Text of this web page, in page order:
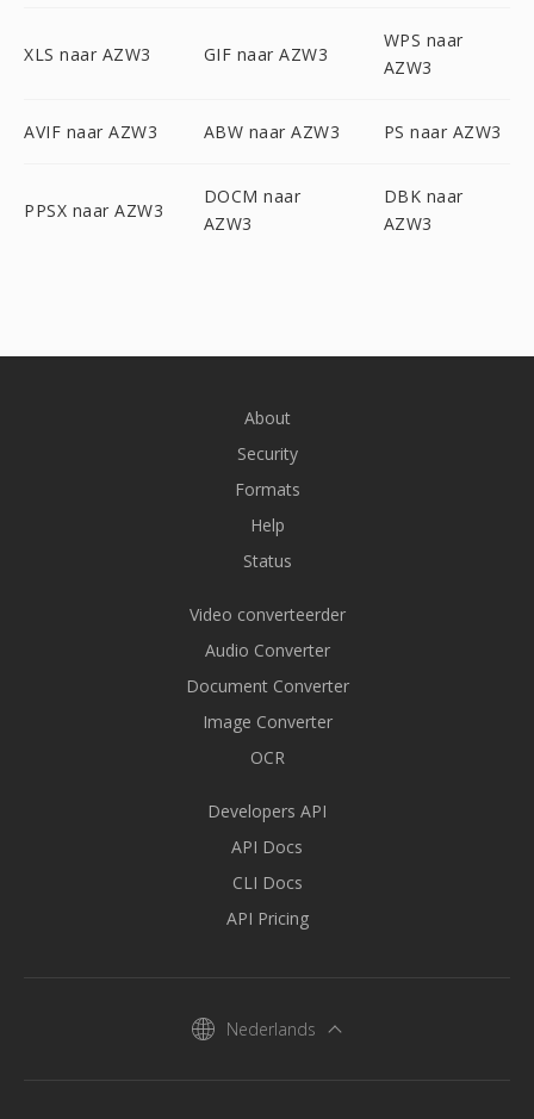
XLS naar AZW3 GIF naar AZW3
WPS naar
AZW3
AVIF naar AZW3 ABW naar AZW3 PS naar AZW3
PPSX naar AZW3
DOCM naar
AZW3
DBK naar
AZW3
About
Security
Formats
Help
Status
Video converteerder
Audio Converter
Document Converter
Image Converter
OCR
Developers API
API Docs
CLI Docs
API Pricing
Nederlands